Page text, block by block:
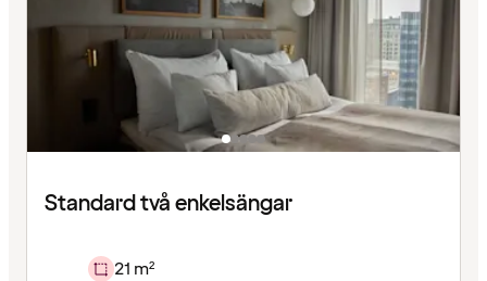
Standard två enkelsängar
21 m²